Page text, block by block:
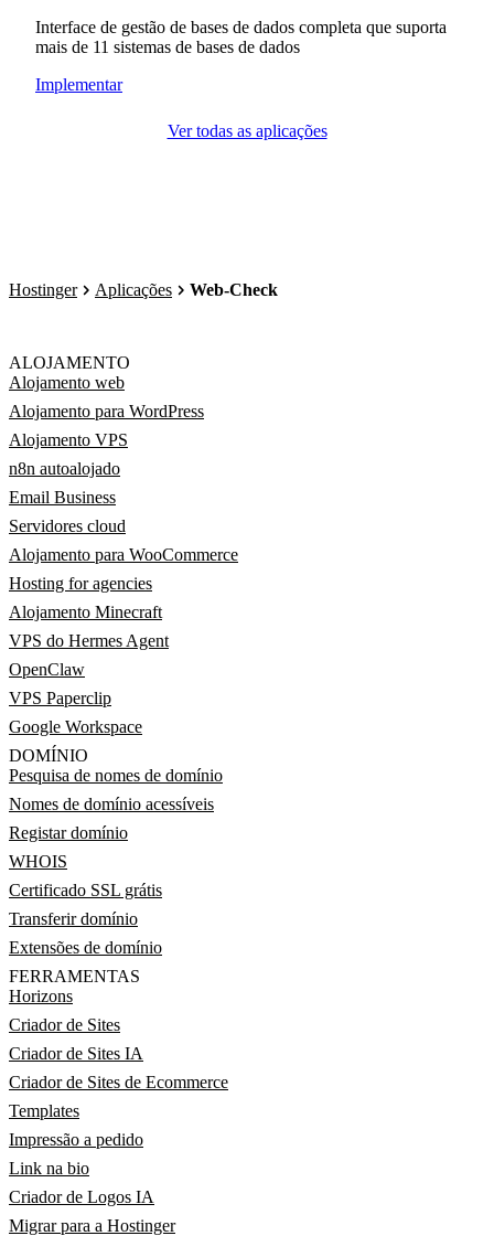
Interface de gestão de bases de dados completa que suporta
mais de 11 sistemas de bases de dados
Implementar
Ver todas as aplicações
Hostinger Aplicações Web-Check
ALOJAMENTO
Alojamento web
Alojamento para WordPress
Alojamento VPS
n8n autoalojado
Email Business
Servidores cloud
Alojamento para WooCommerce
Hosting for agencies
Alojamento Minecraft
VPS do Hermes Agent
OpenClaw
VPS Paperclip
Google Workspace
DOMÍNIO
Pesquisa de nomes de domínio
Nomes de domínio acessíveis
Registar domínio
WHOIS
Certificado SSL grátis
Transferir domínio
Extensões de domínio
FERRAMENTAS
Horizons
Criador de Sites
Criador de Sites IA
Criador de Sites de Ecommerce
Templates
Impressão a pedido
Link na bio
Criador de Logos IA
Migrar para a Hostinger